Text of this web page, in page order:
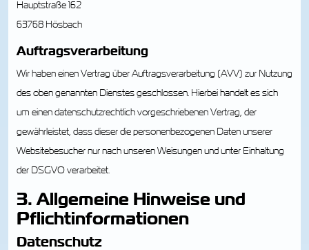
Hauptstraße 162
63768 Hösbach
Auftragsverarbeitung
Wir haben einen Vertrag über Auftragsverarbeitung (AVV) zur Nutzung
des oben genannten Dienstes geschlossen. Hierbei handelt es sich
um einen datenschutzrechtlich vorgeschriebenen Vertrag, der
gewährleistet, dass dieser die personenbezogenen Daten unserer
Websitebesucher nur nach unseren Weisungen und unter Einhaltung
der DSGVO verarbeitet.
3. Allgemeine Hinweise und
Pflicht­informationen
Datenschutz